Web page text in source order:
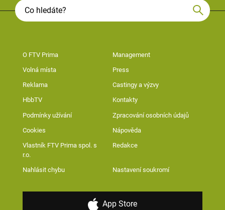
O FTV Prima Management
Volná místa Press
Reklama Castingy a výzvy
HbbTV Kontakty
Podmínky užívání Zpracování osobních údajů
Cookies Nápověda
Vlastník FTV Prima spol. s
r.o.
Redakce
Nahlásit chybu Nastavení soukromí
App Store